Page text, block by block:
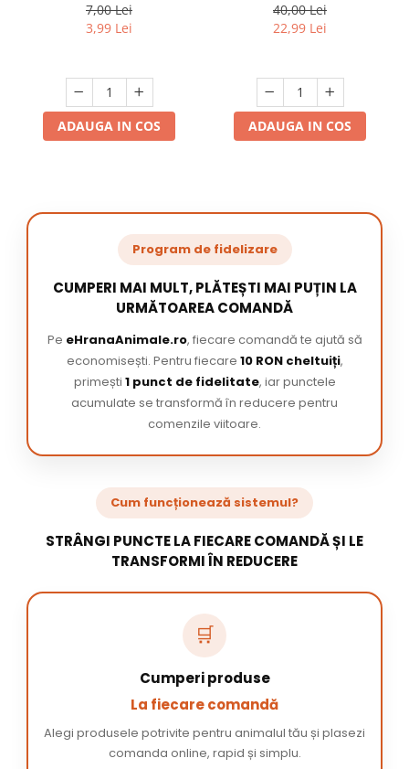
85 gr
7,00 Lei
3,99 Lei
ADAUGA IN COS
220 ml
40,00 Lei
22,99 Lei
ADAUGA IN COS
Program de fidelizare
CUMPERI MAI MULT, PLĂTEȘTI MAI PUȚIN LA
URMĂTOAREA COMANDĂ
Pe eHranaAnimale.ro, fiecare comandă te ajută să
economisești. Pentru fiecare 10 RON cheltuiți,
primești 1 punct de fidelitate, iar punctele
acumulate se transformă în reducere pentru
comenzile viitoare.
Cum funcționează sistemul?
STRÂNGI PUNCTE LA FIECARE COMANDĂ ȘI LE
TRANSFORMI ÎN REDUCERE
🛒
Cumperi produse
La fiecare comandă
Alegi produsele potrivite pentru animalul tău și plasezi
comanda online, rapid și simplu.